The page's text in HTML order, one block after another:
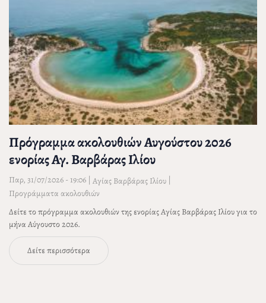
Πρόγραμμα ακολουθιών Αυγούστου 2026
ενορίας Αγ. Βαρβάρας Ιλίου
Παρ, 31/07/2026 - 19:06 Αγίας Βαρβάρας Ιλίου
Προγράμματα ακολουθιών
Δείτε το πρόγραμμα ακολουθιών της ενορίας Αγίας Βαρβάρας Ιλίου για το
μήνα Αύγουστο 2026.
Δείτε περισσότερα